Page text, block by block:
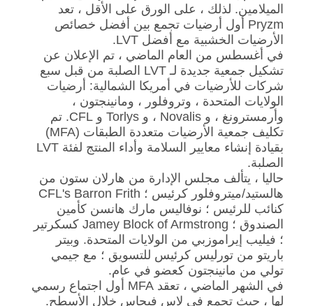
الميلامين. لذلك ، على الورق على الأقل ، تعد
Pryzm أول أرضيات تجمع بين أفضل خصائص
الأرضيات الخشبية مع أفضل LVT.
في أغسطس من العام الماضي ، تم الإعلان عن
تشكيل جمعية جديدة لـ LVT الصلبة من قبل سبع
شركات للأرضيات في أمريكا الشمالية: أرضيات
الولايات المتحدة ، وتروفلور ، ومانينجتون ،
وأرمسترونغ ، و Novalis ، و Torlys و CFL. تم
تكليف جمعية الأرضيات متعددة الطبقات (MFA)
بقيادة إنشاء معايير السلامة وأداء المنتج لفئة LVT
الصلبة.
حاليا ، يتألف مجلس الإدارة من هارلان ستون من
هالستيد/ميتروفلور كرئيس ؛ CFL's Barron Frith
كنائب للرئيس ؛ نوفاليس مارك هانسن كأمين
الصندوق ؛ Jamey Block of Armstrong كسكرتير
؛ فيليب إيراموزبي من الولايات المتحدة. وبيتر
باريتو من تورليس كرئيس للتسويق ؛ مع جيمي
تولي من مانينجتون كعضو في عام.
في الشهر الماضي ، تعقد MFA أول اجتماع رسمي
لها ، حيث تجمع في لاس فيجاس خلال الأسطح.